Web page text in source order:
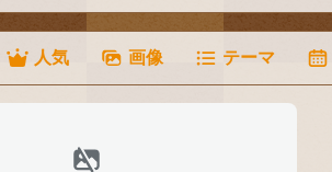
人気 画像 テーマ